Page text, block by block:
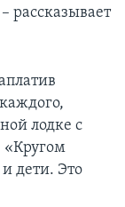
рассказывает
лодке с
дети. Это